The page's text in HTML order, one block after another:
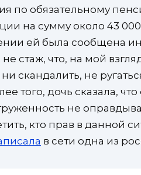
по обязательному
на сумму около 43
ей была сообщена
стаж, что, на мой
скандалить, не
того, дочь сказала,
не
кто прав в данной
в сети одна из